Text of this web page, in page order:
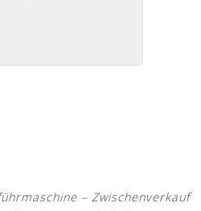
– Zwischenverkauf